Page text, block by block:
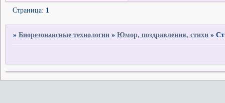
Страница: 1
»Биорезонансные технологии »Юмор, поздравления, стихи »